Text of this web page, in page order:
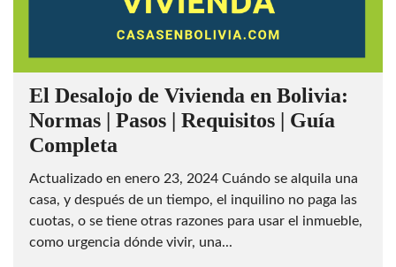
El Desalojo de Vivienda en Bolivia:
Normas | Pasos | Requisitos | Guía
Completa
Actualizado en enero 23, 2024 Cuándo se alquila una
casa, y después de un tiempo, el inquilino no paga las
cuotas, o se tiene otras razones para usar el inmueble,
como urgencia dónde vivir, una...